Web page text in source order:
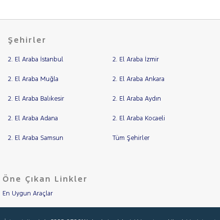
BENZ
MITSUBISHI
MOTORSIKLET
PEUGEOT
RENAULT
SUBARU
TESLA
TOYOTA
Şehirler
2. El Araba İstanbul 2. El Araba İzmir
2. El Araba Muğla 2. El Araba Ankara
2. El Araba Balıkesir 2. El Araba Aydın
2. El Araba Adana 2. El Araba Kocaeli
2. El Araba Samsun Tüm Şehirler
Öne Çıkan Linkler
En Uygun Araçlar